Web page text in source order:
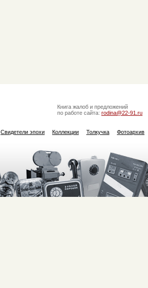
Книга жалоб и предложений
по работе сайта: rodina@22-91.ru
Свидетели эпохи Коллекции Толкучка Фотоархив